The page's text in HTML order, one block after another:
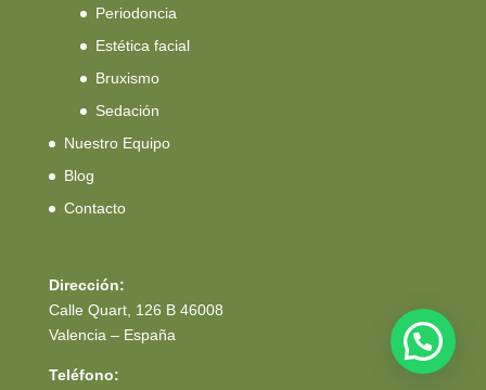
Periodoncia
Estética facial
Bruxismo
Sedación
Nuestro Equipo
Blog
Contacto
Dirección:
Calle Quart, 126 B 46008
Valencia – España
Teléfono: